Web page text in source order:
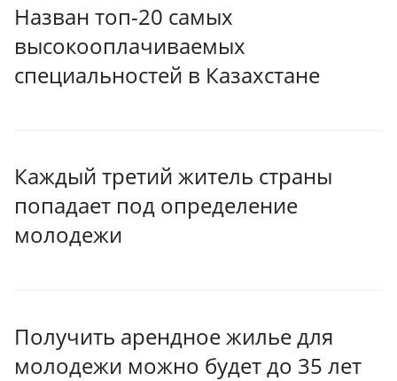
Назван топ-20 самых
высокооплачиваемых
специальностей в Казахстане
Каждый третий житель страны
попадает под определение
молодежи
Получить арендное жилье для
молодежи можно будет до 35 лет